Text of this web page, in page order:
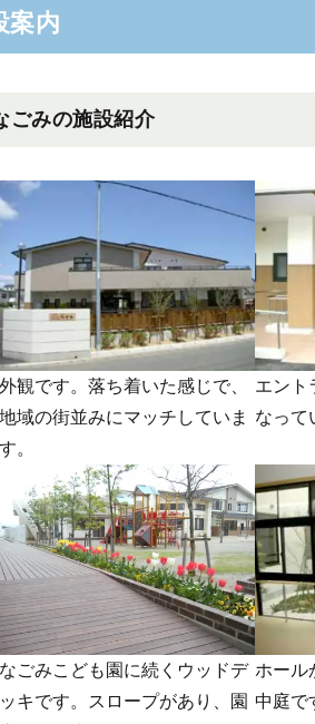
案内
ごみの施設紹介
外観です。落ち着いた感じで、
地域の街並みにマッチしていま
す。
エント
なって
なごみこども園に続くウッドデ
ッキです。スロープがあり、園
ホール
中庭で